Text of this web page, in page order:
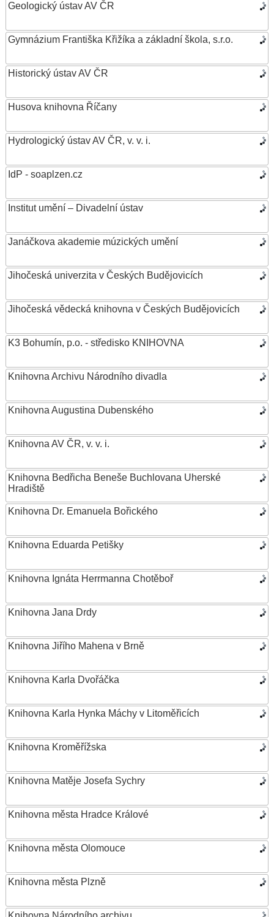
Geologický ústav AV ČR
Gymnázium Františka Křižíka a základní škola, s.r.o.
Historický ústav AV ČR
Husova knihovna Říčany
Hydrologický ústav AV ČR, v. v. i.
IdP - soaplzen.cz
Institut umění – Divadelní ústav
Janáčkova akademie múzických umění
Jihočeská univerzita v Českých Budějovicích
Jihočeská vědecká knihovna v Českých Budějovicích
K3 Bohumín, p.o. - středisko KNIHOVNA
Knihovna Archivu Národního divadla
Knihovna Augustina Dubenského
Knihovna AV ČR, v. v. i.
Knihovna Bedřicha Beneše Buchlovana Uherské
Hradiště
Knihovna Dr. Emanuela Bořického
Knihovna Eduarda Petišky
Knihovna Ignáta Herrmanna Chotěboř
Knihovna Jana Drdy
Knihovna Jiřího Mahena v Brně
Knihovna Karla Dvořáčka
Knihovna Karla Hynka Máchy v Litoměřicích
Knihovna Kroměřížska
Knihovna Matěje Josefa Sychry
Knihovna města Hradce Králové
Knihovna města Olomouce
Knihovna města Plzně